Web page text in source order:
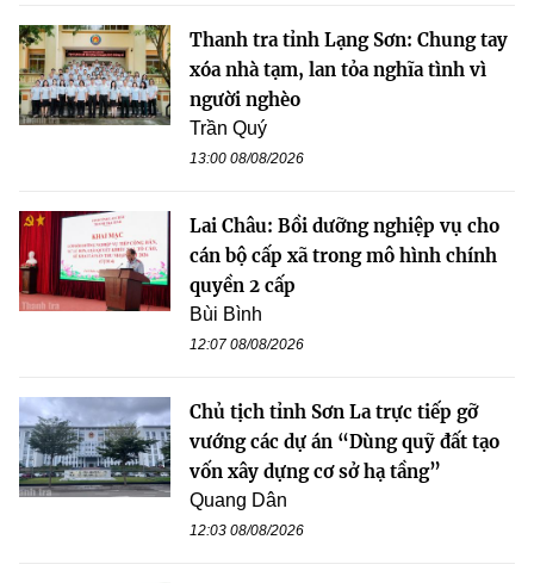
Thanh tra tỉnh Lạng Sơn: Chung tay
xóa nhà tạm, lan tỏa nghĩa tình vì
người nghèo
Trần Quý
13:00 08/08/2026
Lai Châu: Bồi dưỡng nghiệp vụ cho
cán bộ cấp xã trong mô hình chính
quyền 2 cấp
Bùi Bình
12:07 08/08/2026
Chủ tịch tỉnh Sơn La trực tiếp gỡ
vướng các dự án “Dùng quỹ đất tạo
vốn xây dựng cơ sở hạ tầng”
Quang Dân
12:03 08/08/2026